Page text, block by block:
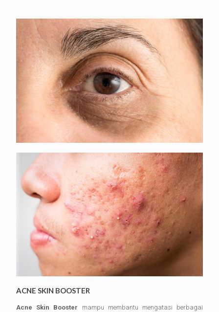
ACNE SKIN BOOSTER
Acne Skin Booster mampu membantu mengatasi berbagai